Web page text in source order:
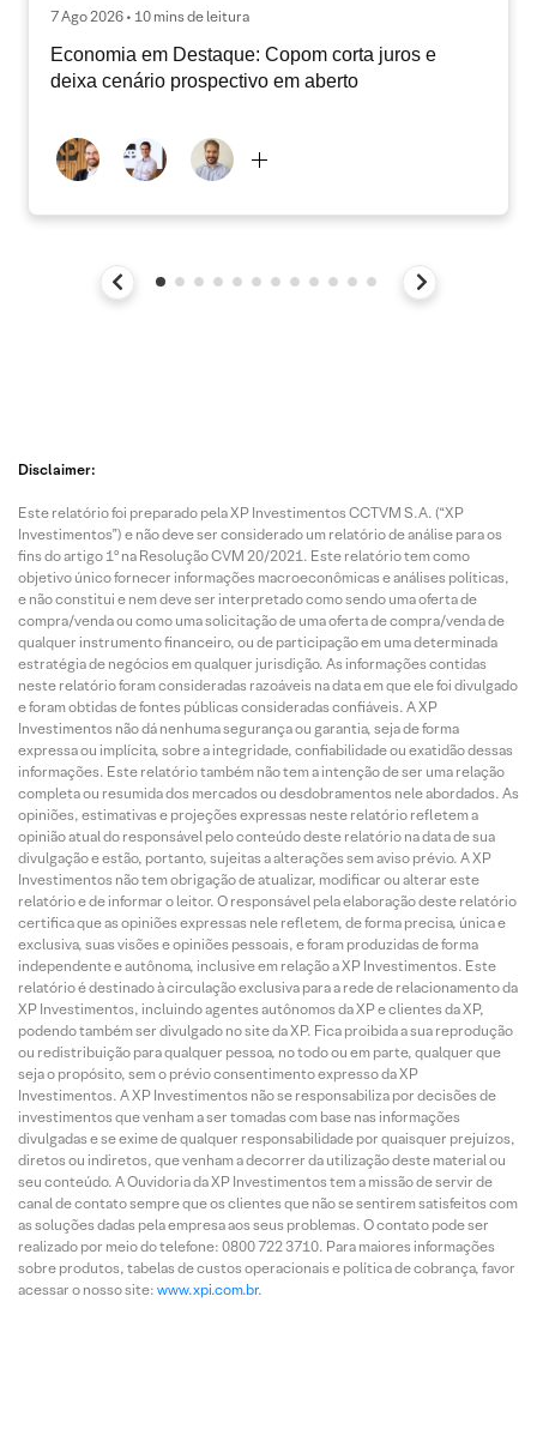
7 Ago 2026 • 10 mins de leitura
Economia em Destaque: Copom corta juros e
deixa cenário prospectivo em aberto
Disclaimer:
Este relatório foi preparado pela XP Investimentos CCTVM S.A. (“XP
Investimentos”) e não deve ser considerado um relatório de análise para os
fins do artigo 1º na Resolução CVM 20/2021. Este relatório tem como
objetivo único fornecer informações macroeconômicas e análises políticas,
e não constitui e nem deve ser interpretado como sendo uma oferta de
compra/venda ou como uma solicitação de uma oferta de compra/venda de
qualquer instrumento financeiro, ou de participação em uma determinada
estratégia de negócios em qualquer jurisdição. As informações contidas
neste relatório foram consideradas razoáveis na data em que ele foi divulgado
e foram obtidas de fontes públicas consideradas confiáveis. A XP
Investimentos não dá nenhuma segurança ou garantia, seja de forma
expressa ou implícita, sobre a integridade, confiabilidade ou exatidão dessas
informações. Este relatório também não tem a intenção de ser uma relação
completa ou resumida dos mercados ou desdobramentos nele abordados. As
opiniões, estimativas e projeções expressas neste relatório refletem a
opinião atual do responsável pelo conteúdo deste relatório na data de sua
divulgação e estão, portanto, sujeitas a alterações sem aviso prévio. A XP
Investimentos não tem obrigação de atualizar, modificar ou alterar este
relatório e de informar o leitor. O responsável pela elaboração deste relatório
certifica que as opiniões expressas nele refletem, de forma precisa, única e
exclusiva, suas visões e opiniões pessoais, e foram produzidas de forma
independente e autônoma, inclusive em relação a XP Investimentos. Este
relatório é destinado à circulação exclusiva para a rede de relacionamento da
XP Investimentos, incluindo agentes autônomos da XP e clientes da XP,
podendo também ser divulgado no site da XP. Fica proibida a sua reprodução
ou redistribuição para qualquer pessoa, no todo ou em parte, qualquer que
seja o propósito, sem o prévio consentimento expresso da XP
Investimentos. A XP Investimentos não se responsabiliza por decisões de
investimentos que venham a ser tomadas com base nas informações
divulgadas e se exime de qualquer responsabilidade por quaisquer prejuízos,
diretos ou indiretos, que venham a decorrer da utilização deste material ou
seu conteúdo. A Ouvidoria da XP Investimentos tem a missão de servir de
canal de contato sempre que os clientes que não se sentirem satisfeitos com
as soluções dadas pela empresa aos seus problemas. O contato pode ser
realizado por meio do telefone: 0800 722 3710. Para maiores informações
sobre produtos, tabelas de custos operacionais e política de cobrança, favor
acessar o nosso site: www.xpi.com.br.